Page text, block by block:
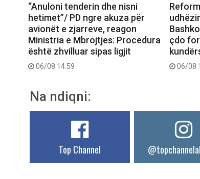
“Anuloni tenderin dhe nisni
hetimet”/ PD ngre akuza për
avionët e zjarreve, reagon
Ministria e Mbrojtjes: Procedura
është zhvilluar sipas ligjit
06/08 14:59
çdo
06/08
Na ndiqni:
Top Channel